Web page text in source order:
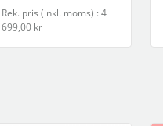
Rek. pris (inkl. moms) : 4
699,00 kr